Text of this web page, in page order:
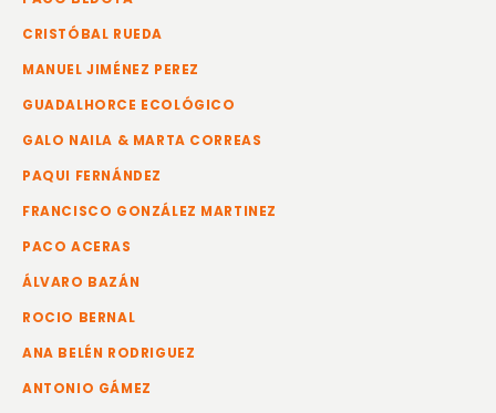
CRISTÓBAL RUEDA
MANUEL JIMÉNEZ PEREZ
GUADALHORCE ECOLÓGICO
GALO NAILA & MARTA CORREAS
PAQUI FERNÁNDEZ
FRANCISCO GONZÁLEZ MARTINEZ
PACO ACERAS
ÁLVARO BAZÁN
ROCIO BERNAL
ANA BELÉN RODRIGUEZ
ANTONIO GÁMEZ